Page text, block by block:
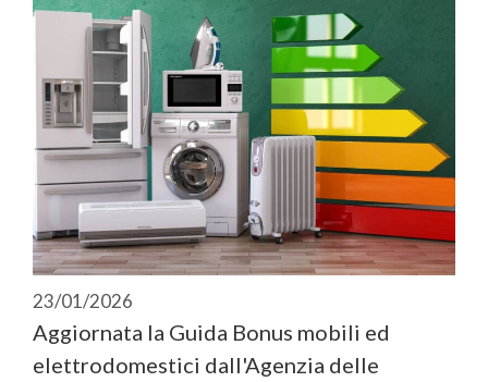
23/01/2026
Aggiornata la Guida Bonus mobili ed
elettrodomestici dall'Agenzia delle